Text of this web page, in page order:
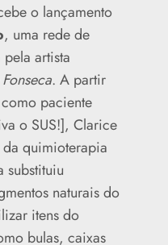
o lançamento
, uma rede de
artista
. A partir
paciente
o SUS!], Clarice
quimioterapia
substituiu
naturais do
itens do
bulas, caixas